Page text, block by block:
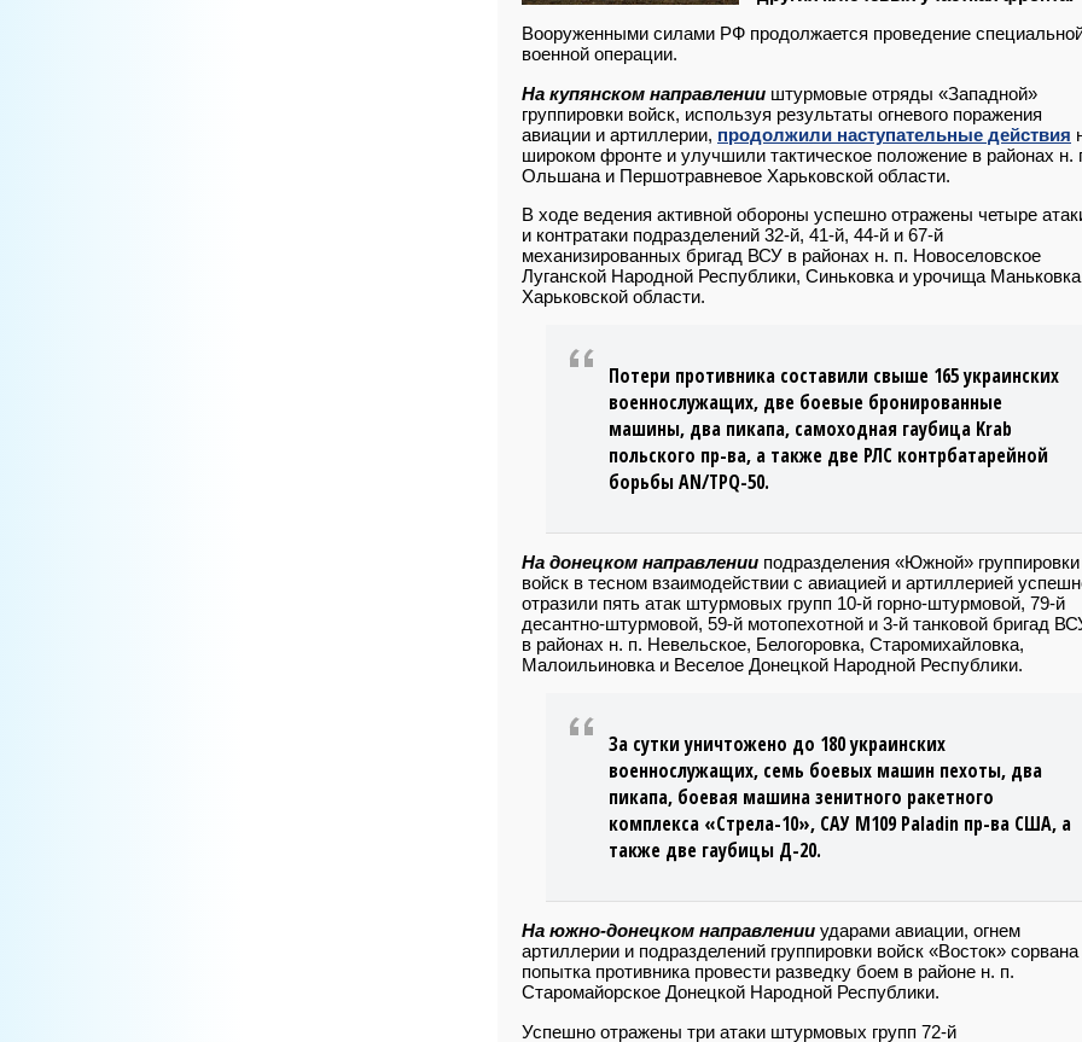
Вооруженными силами РФ продолжается проведение
военной операции.
На купянском направлении штурмовые отряды «Западной»
группировки войск, используя результаты огневого поражения
авиации и артиллерии, продолжили наступательные действия
широком фронте и улучшили тактическое положение в районах н.
Ольшана и Першотравневое Харьковской области.
В ходе ведения активной обороны успешно отражены четыре
и контратаки подразделений 32-й, 41-й, 44-й и 67-й
механизированных бригад ВСУ в районах н. п. Новоселовское
Луганской Народной Республики, Синьковка и урочища Маньковка
Харьковской области.
Потери противника составили свыше 165 украинских
военнослужащих, две боевые бронированные
машины, два пикапа, самоходная гаубица Krab
польского пр-ва, а также две РЛС контрбатарейной
борьбы AN/TPQ-50.
На донецком направлении подразделения «Южной» группировки
войск в тесном взаимодействии с авиацией и артиллерией
отразили пять атак штурмовых групп 10-й горно-штурмовой, 79-й
десантно-штурмовой, 59-й мотопехотной и 3-й танковой бригад
в районах н. п. Невельское, Белогоровка, Старомихайловка,
Малоильиновка и Веселое Донецкой Народной Республики.
За сутки уничтожено до 180 украинских
военнослужащих, семь боевых машин пехоты, два
пикапа, боевая машина зенитного ракетного
комплекса «Стрела-10», САУ М109 Paladin пр-ва США, а
также две гаубицы Д-20.
На южно-донецком направлении ударами авиации, огнем
артиллерии и подразделений группировки войск «Восток» сорвана
попытка противника провести разведку боем в районе н. п.
Старомайорское Донецкой Народной Республики.
Успешно отражены три атаки штурмовых групп 72-й